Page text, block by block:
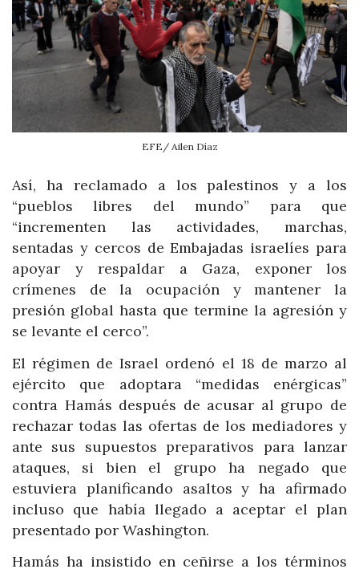
EFE/ Ailen Díaz
Así, ha reclamado a los palestinos y a los
“pueblos libres del mundo” para que
“incrementen las actividades, marchas,
sentadas y cercos de Embajadas israelíes para
apoyar y respaldar a Gaza, exponer los
crímenes de la ocupación y mantener la
presión global hasta que termine la agresión y
se levante el cerco”.
El régimen de Israel ordenó el 18 de marzo al
ejército que adoptara “medidas enérgicas”
contra Hamás después de acusar al grupo de
rechazar todas las ofertas de los mediadores y
ante sus supuestos preparativos para lanzar
ataques, si bien el grupo ha negado que
estuviera planificando asaltos y ha afirmado
incluso que había llegado a aceptar el plan
presentado por Washington.
Hamás ha insistido en ceñirse a los términos